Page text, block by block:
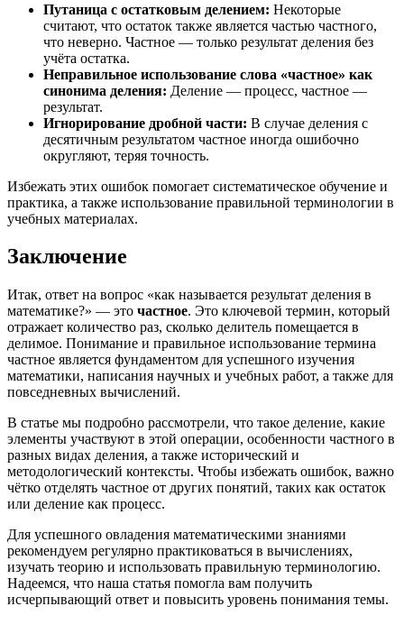
Путаница с остатковым делением: Некоторые
считают, что остаток также является частью частного,
что неверно. Частное — только результат деления без
учёта остатка.
Неправильное использование слова «частное» как
синонима деления: Деление — процесс, частное —
результат.
Игнорирование дробной части: В случае деления с
десятичным результатом частное иногда ошибочно
округляют, теряя точность.
Избежать этих ошибок помогает систематическое обучение и
практика, а также использование правильной терминологии в
учебных материалах.
Заключение
Итак, ответ на вопрос «как называется результат деления в
математике?» — это частное. Это ключевой термин, который
отражает количество раз, сколько делитель помещается в
делимое. Понимание и правильное использование термина
частное является фундаментом для успешного изучения
математики, написания научных и учебных работ, а также для
повседневных вычислений.
В статье мы подробно рассмотрели, что такое деление, какие
элементы участвуют в этой операции, особенности частного в
разных видах деления, а также исторический и
методологический контексты. Чтобы избежать ошибок, важно
чётко отделять частное от других понятий, таких как остаток
или деление как процесс.
Для успешного овладения математическими знаниями
рекомендуем регулярно практиковаться в вычислениях,
изучать теорию и использовать правильную терминологию.
Надеемся, что наша статья помогла вам получить
исчерпывающий ответ и повысить уровень понимания темы.